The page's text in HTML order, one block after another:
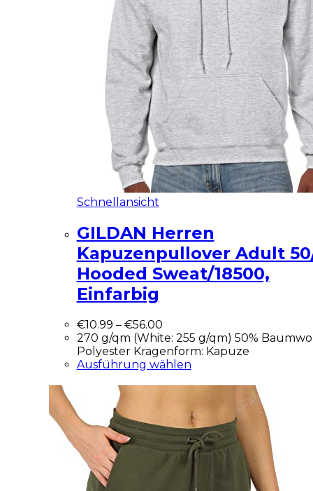
Schnellansicht
GILDAN Herren
Kapuzenpullover Adult
Hooded Sweat/18500,
Einfarbig
€10.99 – €56.00
270 g/qm (White: 255 g/qm) 50%
Polyester Kragenform: Kapuze
Ausführung wählen